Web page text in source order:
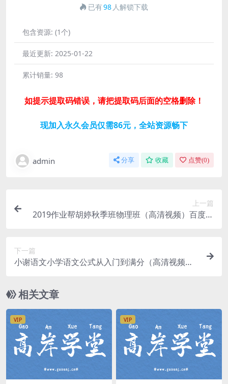
已有98 人解锁下载
包含资源: (1个)
最近更新: 2025-01-22
累计销量: 98
如提示提取码错误，请把提取码后面的空格删除！
现加入永久会员仅需86元，全站资源畅下
admin 分享 收藏 点赞(0)
上一篇
2019作业帮胡婷秋季班物理班（高清视频）百度网
下一篇
小谢语文小学语文公式从入门到满分（高清视频完
相关文章
VIP VIP